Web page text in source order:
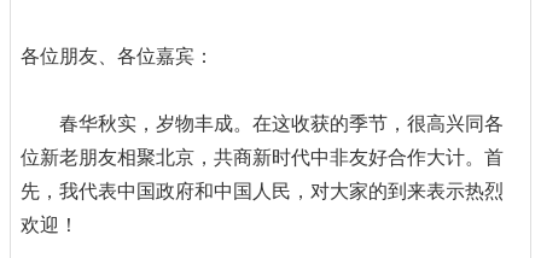
各位朋友、各位嘉宾：
春华秋实，岁物丰成。在这收获的季节，很高兴同各
位新老朋友相聚北京，共商新时代中非友好合作大计。首
先，我代表中国政府和中国人民，对大家的到来表示热烈
欢迎！